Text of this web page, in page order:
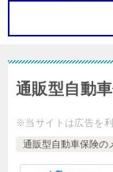
通販型自動
※当サイトは広告を利
通販型自動車保険の